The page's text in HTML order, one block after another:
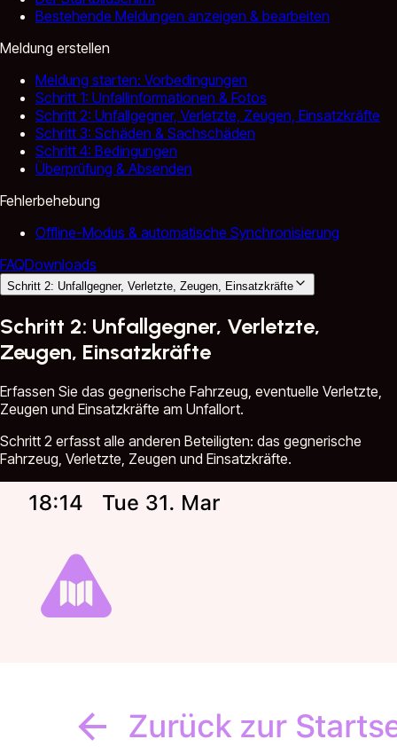
Bestehende Meldungen anzeigen & bearbeiten
Meldung erstellen
Meldung starten: Vorbedingungen
Schritt 1: Unfallinformationen & Fotos
Schritt 2: Unfallgegner, Verletzte, Zeugen, Einsatzkräfte
Schritt 3: Schäden & Sachschäden
Schritt 4: Bedingungen
Überprüfung & Absenden
Fehlerbehebung
Offline-Modus & automatische Synchronisierung
FAQDownloads
Schritt 2: Unfallgegner, Verletzte, Zeugen, Einsatzkräfte
Schritt 2: Unfallgegner, Verletzte,
Zeugen, Einsatzkräfte
Erfassen Sie das gegnerische Fahrzeug, eventuelle Verletzte,
Zeugen und Einsatzkräfte am Unfallort.
Schritt 2 erfasst alle anderen Beteiligten: das gegnerische
Fahrzeug, Verletzte, Zeugen und Einsatzkräfte.